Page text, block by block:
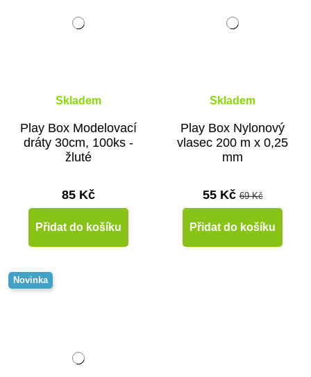
Skladem
Play Box Modelovací
dráty 30cm, 100ks -
žluté
85 Kč
Přidat do košíku
Skladem
Play Box Nylonový
vlasec 200 m x 0,25
mm
55 Kč69 Kč
Přidat do košíku
Novinka